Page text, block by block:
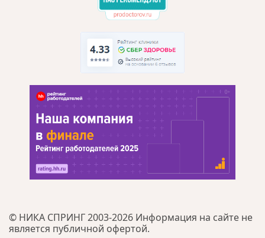
© НИКА СПРИНГ 2003-2026 Информация на сайте не
является публичной офертой.